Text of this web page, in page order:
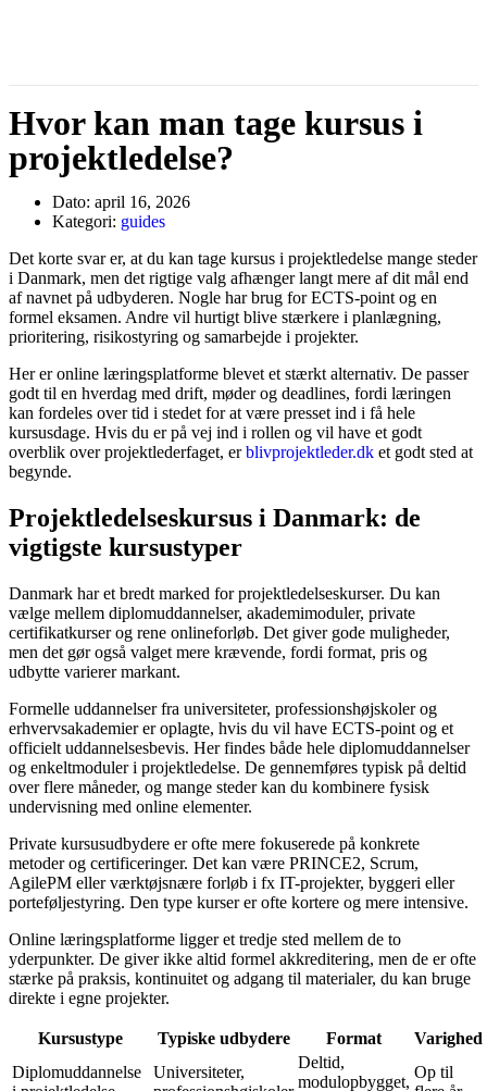
Hvor kan man tage kursus i
projektledelse?
Dato: april 16, 2026
Kategori: guides
Det korte svar er, at du kan tage kursus i projektledelse mange steder
i Danmark, men det rigtige valg afhænger langt mere af dit mål end
af navnet på udbyderen. Nogle har brug for ECTS-point og en
formel eksamen. Andre vil hurtigt blive stærkere i planlægning,
prioritering, risikostyring og samarbejde i projekter.
Her er online læringsplatforme blevet et stærkt alternativ. De passer
godt til en hverdag med drift, møder og deadlines, fordi læringen
kan fordeles over tid i stedet for at være presset ind i få hele
kursusdage. Hvis du er på vej ind i rollen og vil have et godt
overblik over projektlederfaget, erblivprojektleder.dk et godt sted at
begynde.
Projektledelseskursus i Danmark: de
vigtigste kursustyper
Danmark har et bredt marked for projektledelseskurser. Du kan
vælge mellem diplomuddannelser, akademimoduler, private
certifikatkurser og rene onlineforløb. Det giver gode muligheder,
men det gør også valget mere krævende, fordi format, pris og
udbytte varierer markant.
Formelle uddannelser fra universiteter, professionshøjskoler og
erhvervsakademier er oplagte, hvis du vil have ECTS-point og et
officielt uddannelsesbevis. Her findes både hele diplomuddannelser
og enkeltmoduler i projektledelse. De gennemføres typisk på deltid
over flere måneder, og mange steder kan du kombinere fysisk
undervisning med online elementer.
Private kursusudbydere er ofte mere fokuserede på konkrete
metoder og certificeringer. Det kan være PRINCE2, Scrum,
AgilePM eller værktøjsnære forløb i fx IT-projekter, byggeri eller
porteføljestyring. Den type kurser er ofte kortere og mere intensive.
Online læringsplatforme ligger et tredje sted mellem de to
yderpunkter. De giver ikke altid formel akkreditering, men de er ofte
stærke på praksis, kontinuitet og adgang til materialer, du kan bruge
direkte i egne projekter.
Kursustype Typiske udbydere Format
Varighed
Diplomuddannelse
Universiteter,
Deltid,
modulopbygget,
Op til